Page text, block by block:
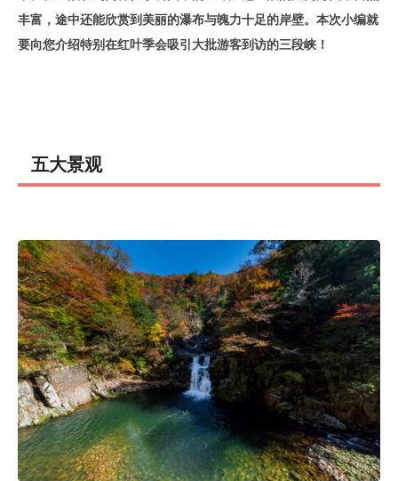
丰富，途中还能欣赏到美丽的瀑布与魄力十足的岸壁。本次小编就
要向您介绍特别在红叶季会吸引大批游客到访的三段峡！
五大景观